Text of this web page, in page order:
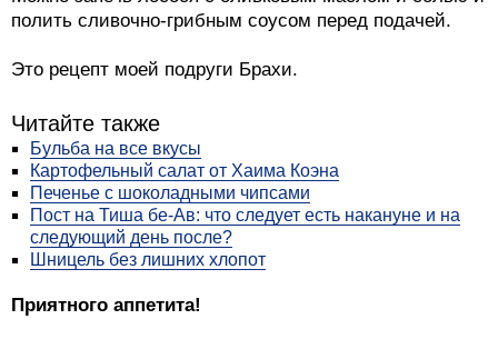
полить сливочно-грибным соусом перед подачей.
Это рецепт моей подруги Брахи.
Читайте также
Бульба на все вкусы
Картофельный салат от Хаима Коэна
Печенье с шоколадными чипсами
Пост на Тиша бе-Ав: что следует есть накануне и на
следующий день после?
Шницель без лишних хлопот
Приятного аппетита!